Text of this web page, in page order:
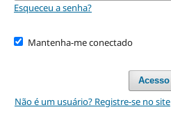
Esqueceu a senha?
Mantenha-me conectado
Acesso
Não é um usuário? Registre-se no site